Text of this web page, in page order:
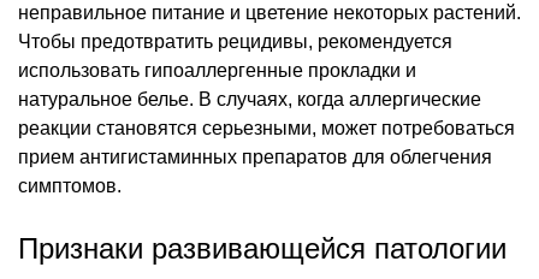
неправильное питание и цветение некоторых растений.
Чтобы предотвратить рецидивы, рекомендуется
использовать гипоаллергенные прокладки и
натуральное белье. В случаях, когда аллергические
реакции становятся серьезными, может потребоваться
прием антигистаминных препаратов для облегчения
симптомов.
Признаки развивающейся патологии